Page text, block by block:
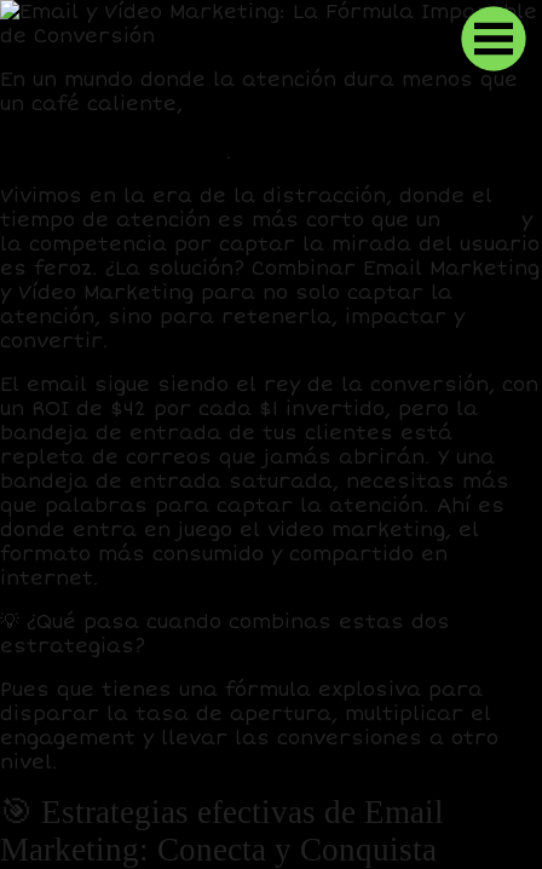
En un mundo donde la atención dura menos que
un café caliente,
.
Vivimos en la era de la distracción, donde el
tiempo de atención es más corto que un
y
la competencia por captar la mirada del usuario
es feroz. ¿La solución? Combinar Email Marketing
y Vídeo Marketing para no solo captar la
atención, sino para retenerla, impactar y
convertir.
El email sigue siendo el rey de la conversión, con
un ROI de $42 por cada $1 invertido, pero la
bandeja de entrada de tus clientes está
repleta de correos que jamás abrirán. Y una
bandeja de entrada saturada, necesitas más
que palabras para captar la atención. Ahí es
donde entra en juego el video marketing, el
formato más consumido y compartido en
internet.
💡 ¿Qué pasa cuando combinas estas dos
estrategias?
Pues que tienes una fórmula explosiva para
disparar la tasa de apertura, multiplicar el
engagement y llevar las conversiones a otro
nivel.
🎯 Estrategias efectivas de Email
Marketing: Conecta y Conquista